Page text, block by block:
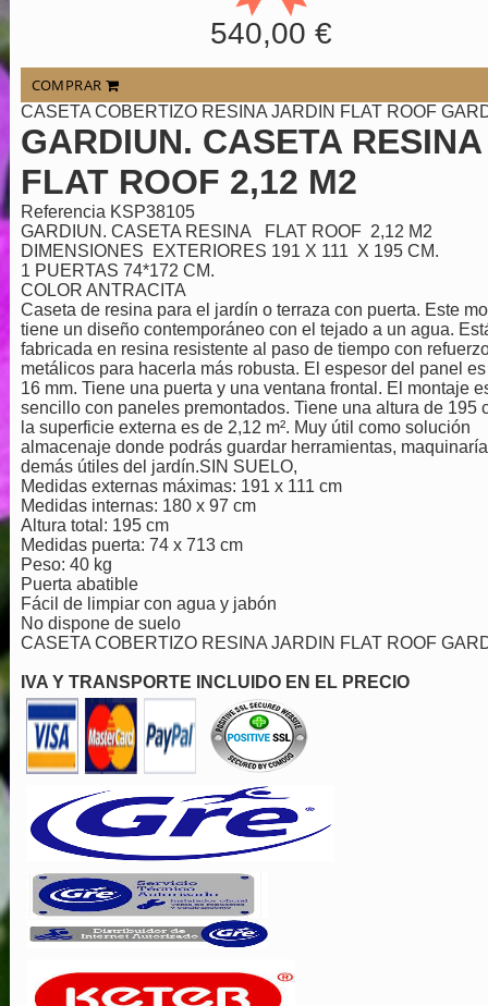
540,00 €
COMPRAR
CASETA COBERTIZO RESINA JARDIN FLAT ROOF
GARDIUN. CASETA RESINA
FLAT ROOF 2,12 M2
Referencia KSP38105
GARDIUN. CASETA RESINA FLAT ROOF 2,12 M2
DIMENSIONES EXTERIORES 191 X 111 X 195 CM.
1 PUERTAS 74*172 CM.
COLOR ANTRACITA
Caseta de resina para el jardín o terraza con puerta. Este
tiene un diseño contemporáneo con el tejado a un agua.
fabricada en resina resistente al paso de tiempo con
metálicos para hacerla más robusta. El espesor del panel
16 mm. Tiene una puerta y una ventana frontal. El montaje
sencillo con paneles premontados. Tiene una altura de 195
la superficie externa es de 2,12 m². Muy útil como solución
almacenaje donde podrás guardar herramientas,
demás útiles del jardín.SIN SUELO,
Medidas externas máximas: 191 x 111 cm
Medidas internas: 180 x 97 cm
Altura total: 195 cm
Medidas puerta: 74 x 713 cm
Peso: 40 kg
Puerta abatible
Fácil de limpiar con agua y jabón
No dispone de suelo
CASETA COBERTIZO RESINA JARDIN FLAT ROOF
IVA Y TRANSPORTE INCLUIDO EN EL PRECIO